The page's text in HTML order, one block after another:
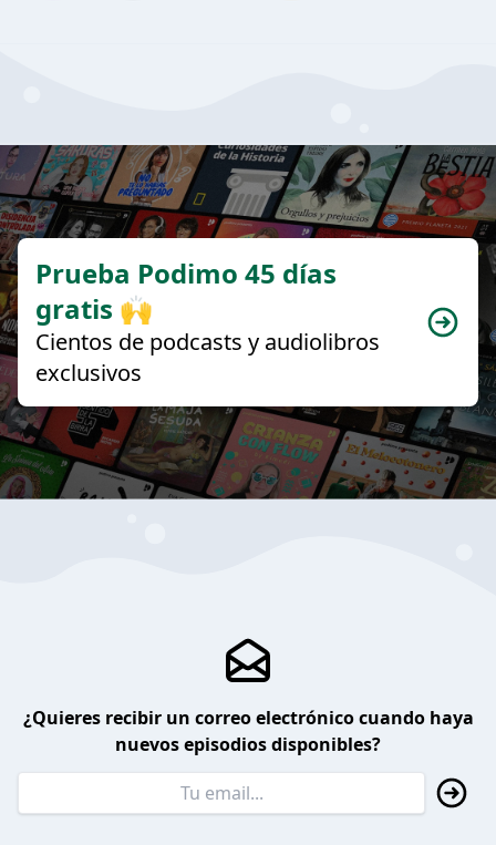
Prueba Podimo 45 días
gratis 🙌
Cientos de podcasts y audiolibros
exclusivos
¿Quieres recibir un correo electrónico cuando haya
nuevos episodios disponibles?